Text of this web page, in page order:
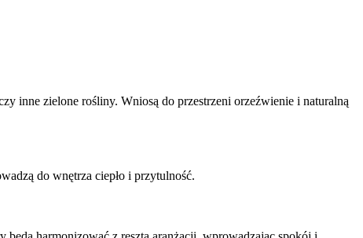
inne zielone rośliny. Wniosą do przestrzeni orzeźwienie i naturalną
do wnętrza ciepło i przytulność.